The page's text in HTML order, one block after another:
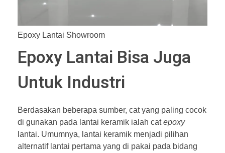
Epoxy Lantai Showroom
Epoxy Lantai Bisa Juga
Untuk Industri
Berdasakan beberapa sumber, cat yang paling cocok
di gunakan pada lantai keramik ialah catepoxy
lantai. Umumnya, lantai keramik menjadi pilihan
alternatif lantai pertama yang di pakai pada bidang